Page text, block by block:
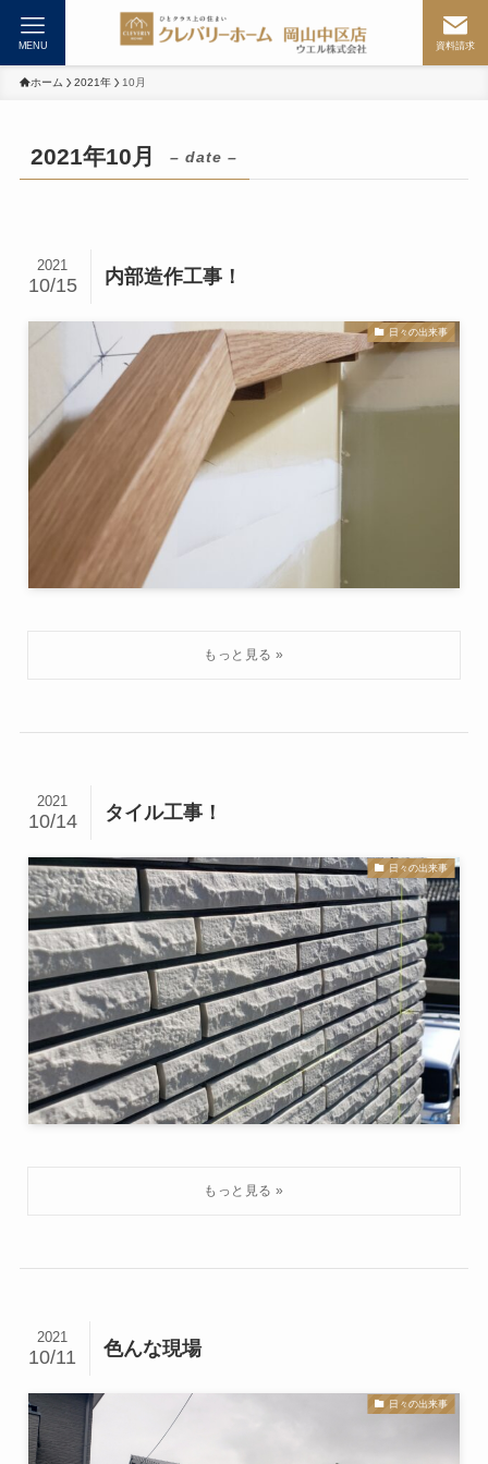
資料請求
MENU
ホーム 2021年 10月
2021年10月 – date –
内部造作工事！
2021
10/15
日々の出来事
タイル工事！
2021
10/14
日々の出来事
色んな現場
2021
10/11
日々の出来事